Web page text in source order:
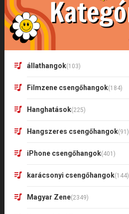
állathangok(103)
Filmzene csengőhangok(184)
Hanghatások(225)
Hangszeres csengőhangok(91)
iPhone csengőhangok(401)
karácsonyi csengőhangok(144)
Magyar Zene(2349)